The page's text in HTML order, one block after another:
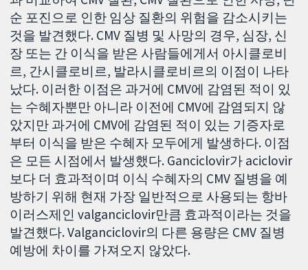
순 포진으로 인한 임상 질환의 위험을 감소시키는
것을 발견했다. CMV 질병 및 사망의 경우, 심장, 신
장 또는 간 이식을 받은 사람들에게서 아시클로비
르, 간시클로비르, 발라시클로비르의 이점이 나타
났다. 이러한 이점은 과거에 CMV에 감염된 적이 있
는 수혜자뿐만 아니라 이전에 CMV에 감염되지 않
았지만 과거에 CMV에 감염된 적이 있는 기증자로
부터 이식을 받은 수혜자 모두에게 발생하다. 이점
은 모든 시점에서 발생했다. Ganciclovir가 aciclovir
보다 더 효과적이며 이식 수혜자의 CMV 질병을 예
방하기 위해 현재 가장 일반적으로 사용되는 항바
이러스제인 valganciclovir만큼 효과적이라는 것을
발견했다. Valganciclovir의 다른 용량은 CMV 질병
예방에 차이를 가져오지 않았다.